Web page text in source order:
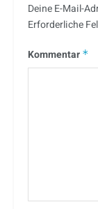
Deine E-Mail-
Erforderliche
Kommentar *